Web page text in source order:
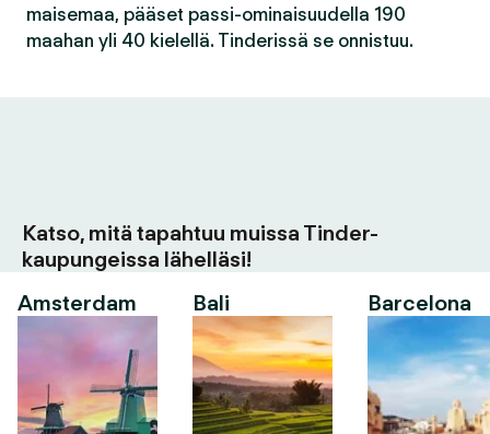
maisemaa, pääset passi-ominaisuudella 190
maahan yli 40 kielellä. Tinderissä se onnistuu.
Katso, mitä tapahtuu muissa Tinder-
kaupungeissa lähelläsi!
Amsterdam
Bali Barcelona